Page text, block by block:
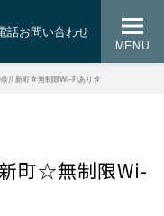
MENU
奈川新町☆無制限Wi-Fiあり☆
町☆無制限Wi-
話お問い合わせ